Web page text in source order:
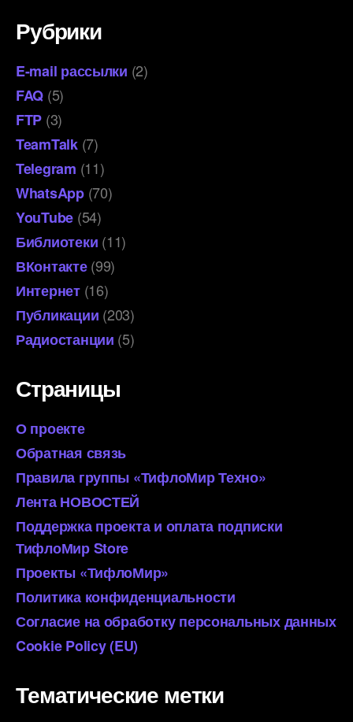
Рубрики
E-mail рассылки (2)
FAQ (5)
FTP (3)
TeamTalk(7)
Telegram (11)
WhatsApp(70)
YouTube (54)
Библиотеки (11)
ВКонтакте(99)
Интернет(16)
Публикации (203)
Радиостанции (5)
Страницы
О проекте
Обратная связь
Правила группы «ТифлоМир Техно»
Лента НОВОСТЕЙ
Поддержка проекта и оплата подписки
ТифлоМир Store
Проекты «ТифлоМир»
Политика конфиденциальности
Согласие на обработку персональных данных
Cookie Policy (EU)
Тематические метки